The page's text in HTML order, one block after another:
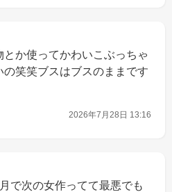
か使ってかわいこぶっちゃ
笑笑ブスはブスのままです
2026年7月28日 13:16
で次の女作ってて最悪でも